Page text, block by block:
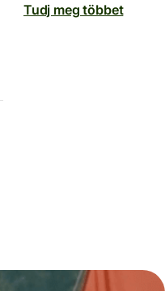
Tudj meg többet